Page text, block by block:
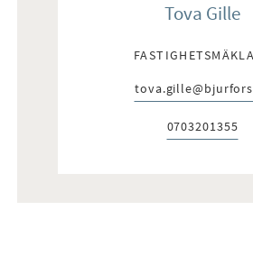
Tova Gille
E-post:
Telefon:
0703201355